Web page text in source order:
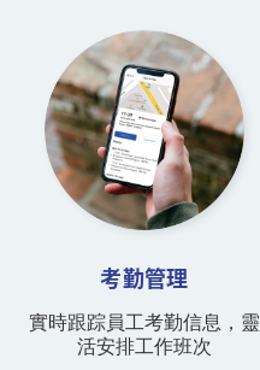
考勤管理
實時跟踪員工考勤信息，靈
活安排工作班次